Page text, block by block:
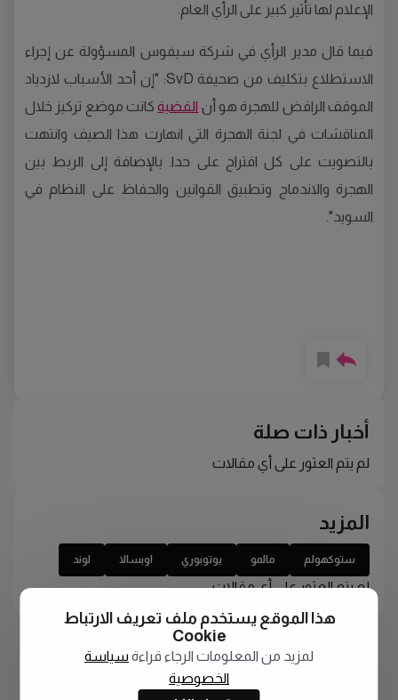
الإعلام لها تأثير كبير على الرأي العام
فيما قال مدير الرأي في شركة سيفوس المسؤولة عن إجراء
الاستطلاع بتكليف من صحيفة
إن أحد الأسباب لازدياد
الموقف الرافض للهجرة هو أن القضيةكانت موضع تركيز خلال
المناقشات في لجنة الهجرة التي انهارت هذا الصيف وانتهت
بالتصويت على كل اقتراح على حدا. بالإضافة إلى الربط بين
الهجرة والاندماج وتطبيق القوانين والحفاظ على النظام في
السويد ".
أخبار ذات صلة
لم يتم العثور على أي مقالات
المزيد
ستوكهولم مالمو يوتوبوري اوبسالا لوند
لم يتم العثور على أي مقالات
هذا الموقع يستخدم ملف تعريف الارتباط
Cookie
لمزيد من المعلومات الرجاء قراءة سياسة
الخصوصية